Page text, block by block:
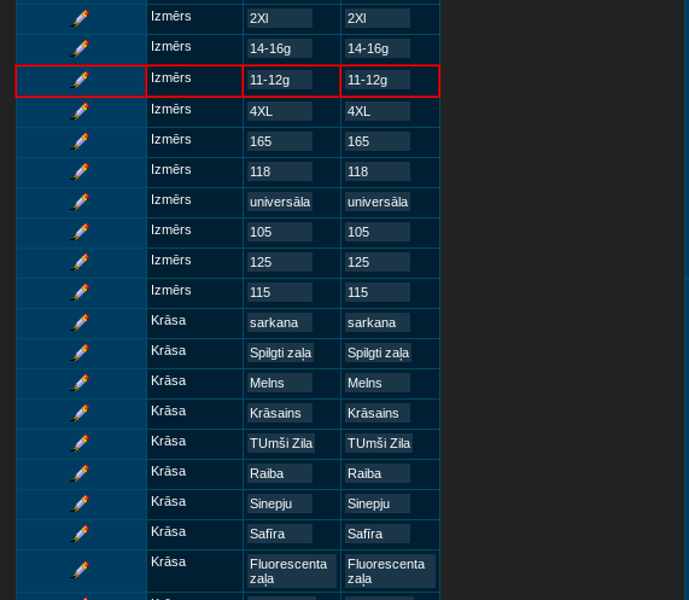
Izmērs
2Xl
2Xl
Izmērs
14-16g
14-16g
Izmērs
11-12g
11-12g
Izmērs
4XL
4XL
Izmērs
165
165
Izmērs
118
118
Izmērs
universāla
universāla
Izmērs
105
105
Izmērs
125
125
Izmērs
115
115
Krāsa
sarkana
sarkana
Krāsa
Spilgti zaļa
Spilgti zaļa
Krāsa
Melns
Melns
Krāsa
Krāsains
Krāsains
Krāsa
TUmši Zila
TUmši Zila
Krāsa
Raiba
Raiba
Krāsa
Sinepju
Sinepju
Krāsa
Safīra
Safīra
Krāsa
Fluorescenta
zaļa
Fluorescenta
zaļa